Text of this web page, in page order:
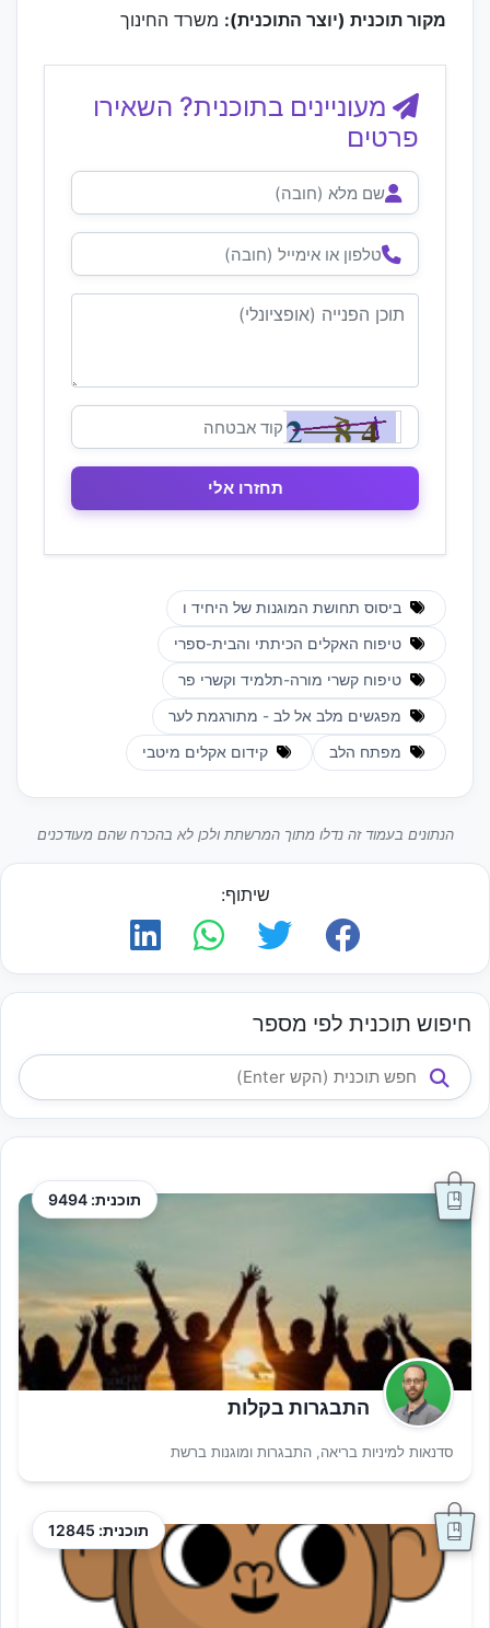
מקור תוכנית (יוצר התוכנית): משרד החינוך
מעוניינים בתוכנית? השאירו
פרטים
ביסוס תחושת המוגנות של היחיד ו
טיפוח האקלים הכיתתי והבית-ספרי
טיפוח קשרי מורה-תלמיד וקשרי פר
מפגשים מלב אל לב - מתורגמת לער
מפתח הלב קידום אקלים מיטבי
הנתונים בעמוד זה נדלו מתוך המרשתת ולכן לא בהכרח שהם מעודכנים
שיתוף:
חיפוש תוכנית לפי מספר
תוכנית: 9494
התבגרות בקלות
סדנאות למיניות בריאה, התבגרות ומוגנות ברשת
תוכנית: 12845